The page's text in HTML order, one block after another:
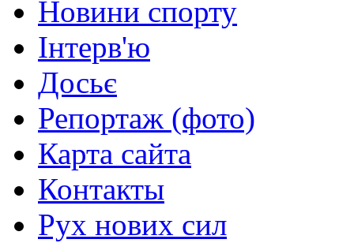
Новини спорту
Інтерв'ю
Досьє
Репортаж (фото)
Карта сайта
Контакты
Рух нових сил